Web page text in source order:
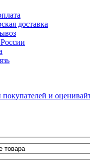
доставка